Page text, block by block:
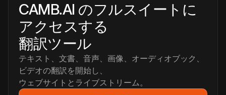
CAMB.AI のフルスイートに
アクセスする
翻訳ツール
テキスト、文書、音声、画像、オーディオブック、
ビデオの翻訳を開始し、
ウェブサイトとライブストリーム。